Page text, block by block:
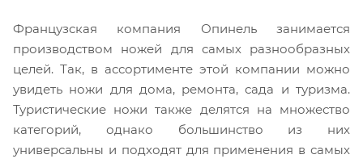
Французская компания Опинель занимается
производством ножей для самых разнообразных
целей. Так, в ассортименте этой компании можно
увидеть ножи для дома, ремонта, сада и туризма.
Туристические ножи также делятся на множество
категорий, однако большинство из них
универсальны и подходят для применения в самых